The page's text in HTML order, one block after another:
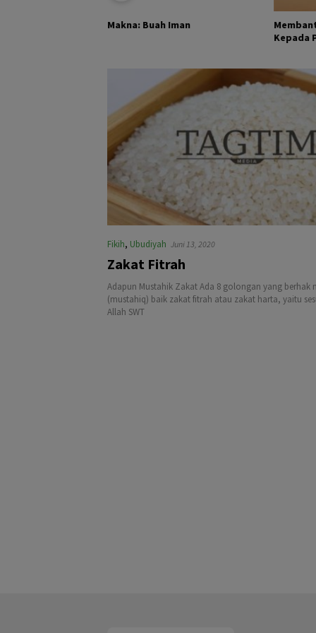
Makna: Buah Iman
Kepada
Fikih, Ubudiyah Juni 13, 2020
Zakat Fitrah
Adapun Mustahik Zakat Ada 8 golongan yang berhak
(mustahiq) baik zakat fitrah atau zakat harta, yaitu
Allah SWT